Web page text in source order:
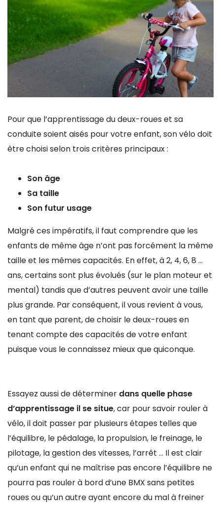
Pour que l’apprentissage du deux-roues et sa
conduite soient aisés pour votre enfant, son vélo doit
être choisi selon trois critères principaux :
Son âge
Sa taille
Son futur usage
Malgré ces impératifs, il faut comprendre que les
enfants de même âge n’ont pas forcément la même
taille et les mêmes capacités. En effet, à 2, 4, 6, 8 …
ans, certains sont plus évolués (sur le plan moteur et
mental) tandis que d’autres peuvent avoir une taille
plus grande. Par conséquent, il vous revient à vous,
en tant que parent, de choisir le deux-roues en
tenant compte des capacités de votre enfant
puisque vous le connaissez mieux que quiconque.
Essayez aussi de déterminer dans quelle phase
d’apprentissage il se situe, car pour savoir rouler à
vélo, il doit passer par plusieurs étapes telles que
l’équilibre, le pédalage, la propulsion, le freinage, le
pilotage, la gestion des vitesses, l’arrêt … Il est clair
qu’un enfant qui ne maîtrise pas encore l’équilibre ne
pourra pas rouler à bord d’une BMX sans petites
roues ou qu’un autre ayant encore du mal à freiner